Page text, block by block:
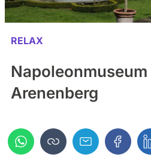
RELAX
Arenenberg